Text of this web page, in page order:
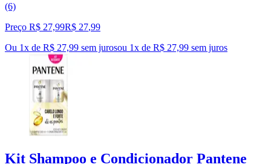
(6)
Preço R$ 27,99R$ 27,99
Ou 1x de R$ 27,99 sem jurosou 1x de R$ 27,99 sem juros
Kit Shampoo e Condicionador Pantene